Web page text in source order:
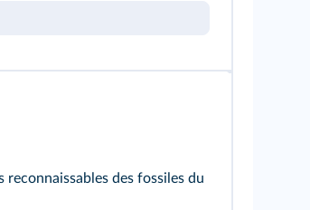
des fossiles du